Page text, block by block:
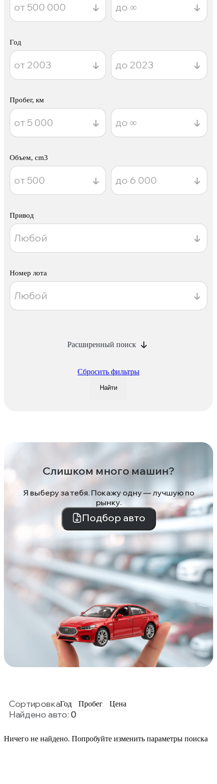
Год
Пробег, км
Объем, cm3
Привод
Номер лота
Расширенный поиск
Сбросить фильтры
Найти
Слишком много машин?
Я выберу за тебя. Покажу одну — лучшую по
рынку.
Подбор авто
СортировкаГод Пробег Цена
Найдено авто: 0
Ничего не найдено. Попробуйте изменить параметры поиска